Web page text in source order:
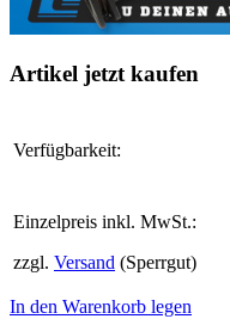
Artikel jetzt kaufen
Verfügbarkeit:
Einzelpreis inkl. MwSt.:
zzgl. Versand (Sperrgut)
In den Warenkorb legen